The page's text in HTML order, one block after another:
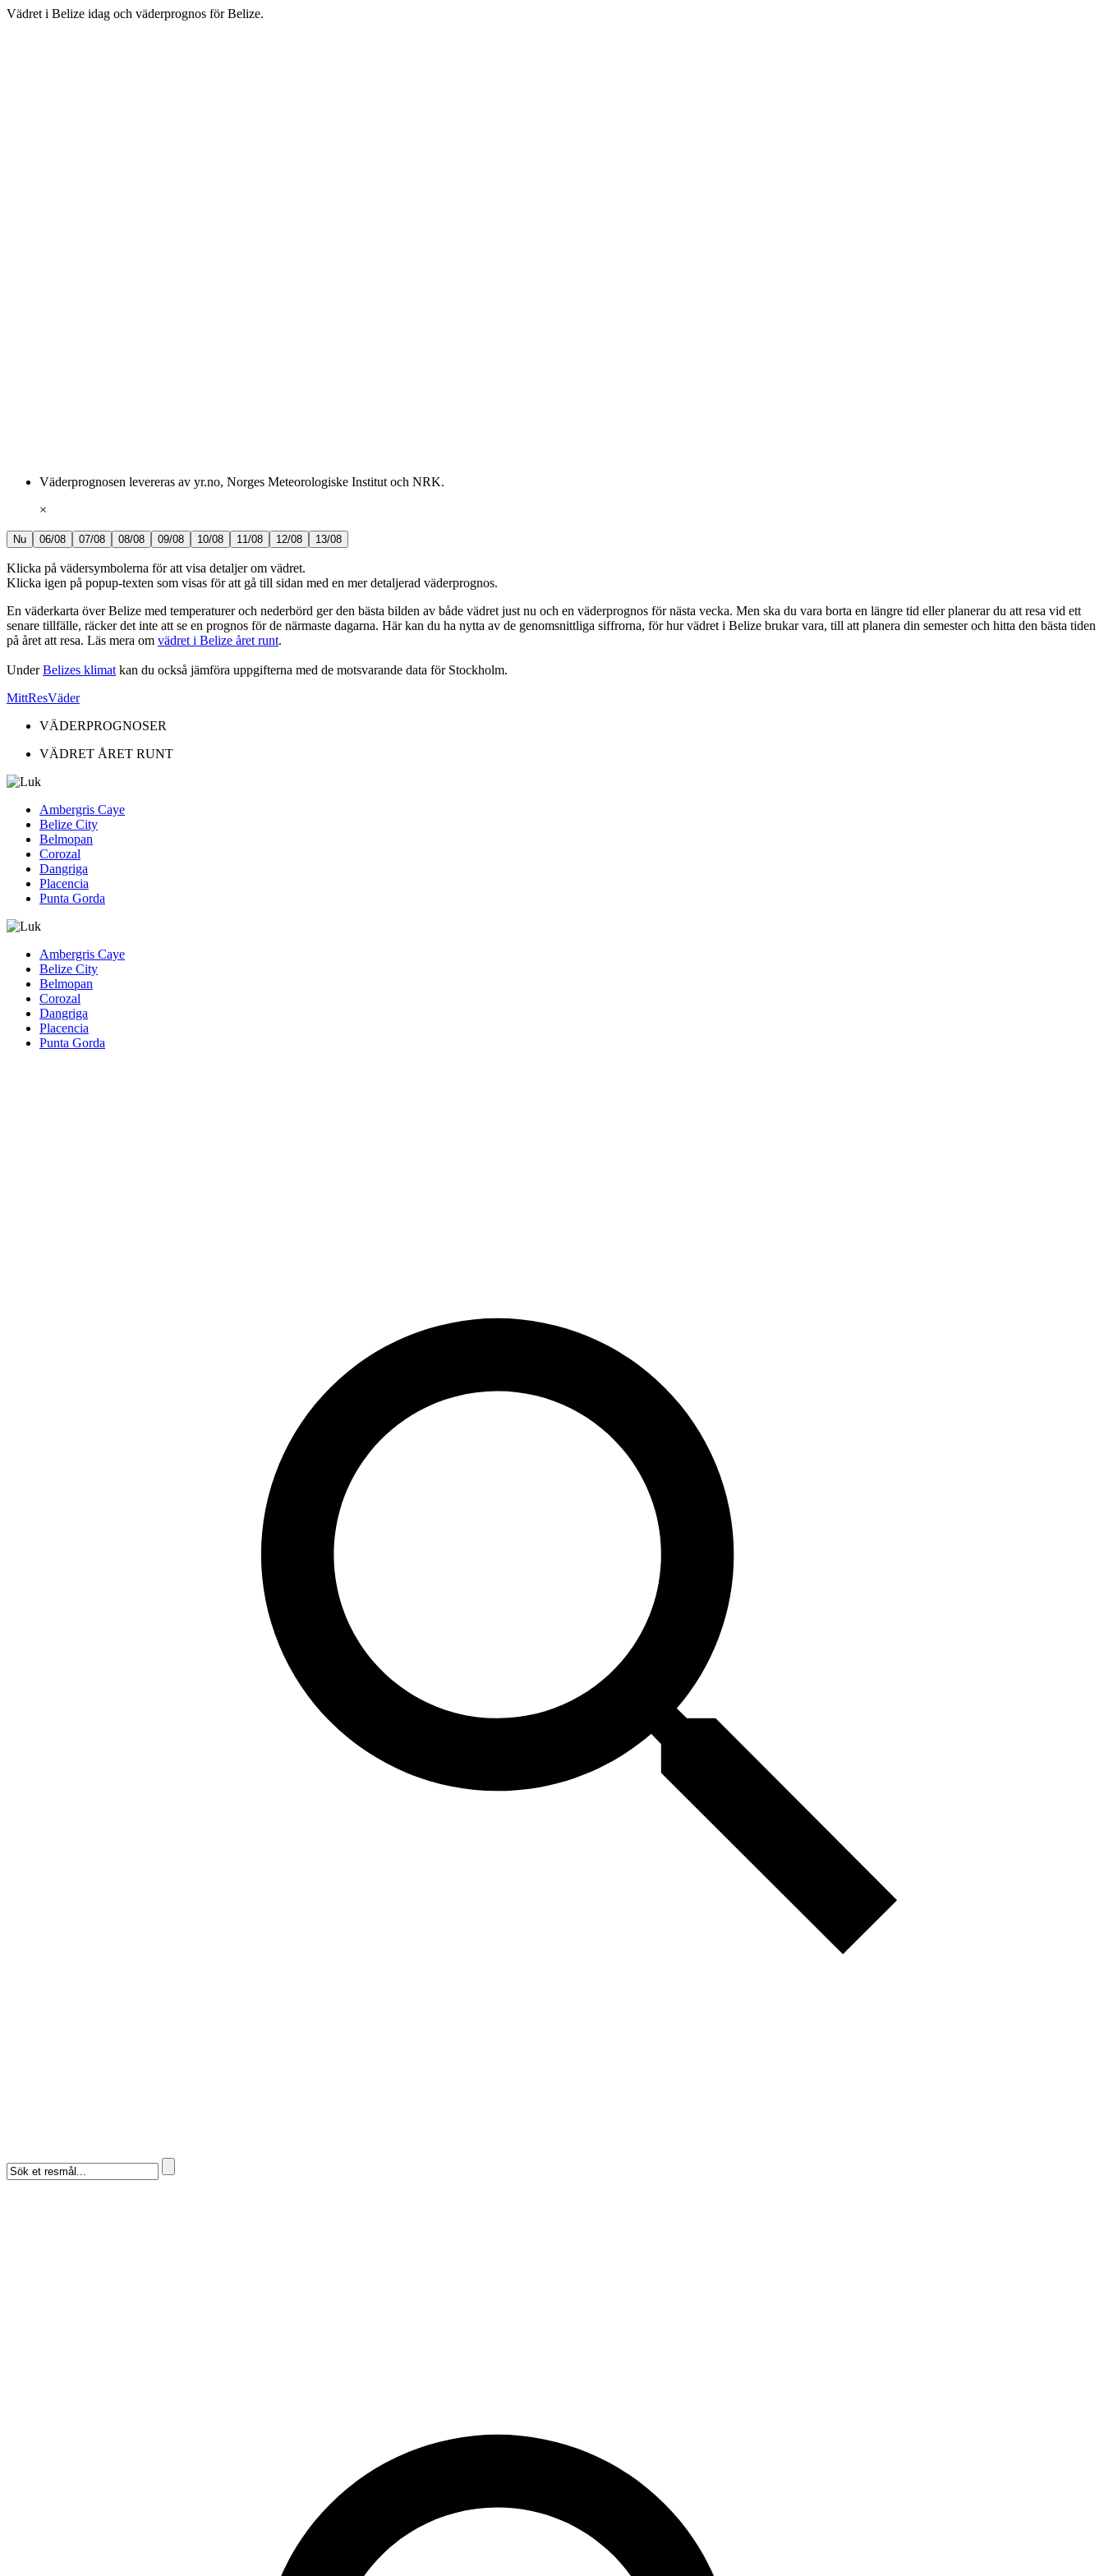
Vädret i Belize idag och väderprognos för Belize.
Väderprognosen levereras av yr.no, Norges Meteorologiske Institut och NRK.
×
Nu 06/08 07/08 08/08 09/08 10/08 11/08 12/08 13/08
Klicka på vädersymbolerna för att visa detaljer om vädret.
Klicka igen på popup-texten som visas för att gå till sidan med en mer detaljerad väderprognos.
En väderkarta över Belize med temperaturer och nederbörd ger den bästa bilden av både vädret just nu och en väderprognos för nästa vecka. Men ska du vara borta en längre tid eller planerar du att resa vid ett
senare tillfälle, räcker det inte att se en prognos för de närmaste dagarna. Här kan du ha nytta av de genomsnittliga siffrorna, för hur vädret i Belize brukar vara, till att planera din semester och hitta den bästa tiden
på året att resa. Läs mera om vädret i Belize året runt.
UnderBelizes klimat kan du också jämföra uppgifterna med de motsvarande data för Stockholm.
MittResVäder
VÄDERPROGNOSER
VÄDRET ÅRET RUNT
Ambergris Caye
Belize City
Belmopan
Corozal
Dangriga
Placencia
Punta Gorda
Ambergris Caye
Belize City
Belmopan
Corozal
Dangriga
Placencia
Punta Gorda